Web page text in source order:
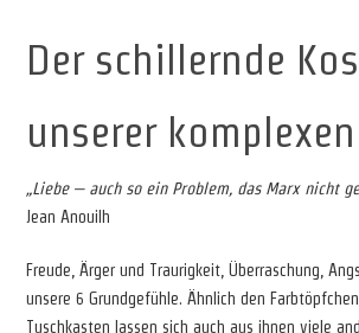
Der schillernde
unserer
„Liebe – auch so ein Problem, das Marx nicht
Jean Anouilh
Freude, Ärger und Traurigkeit, Überraschung,
unsere 6 Grundgefühle. Ähnlich den
Tuschkasten lassen sich auch aus ihnen viele